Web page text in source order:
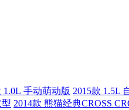
1.0L 手动萌动版 2015款 1.5L
型 2014款 熊猫经典CROSS